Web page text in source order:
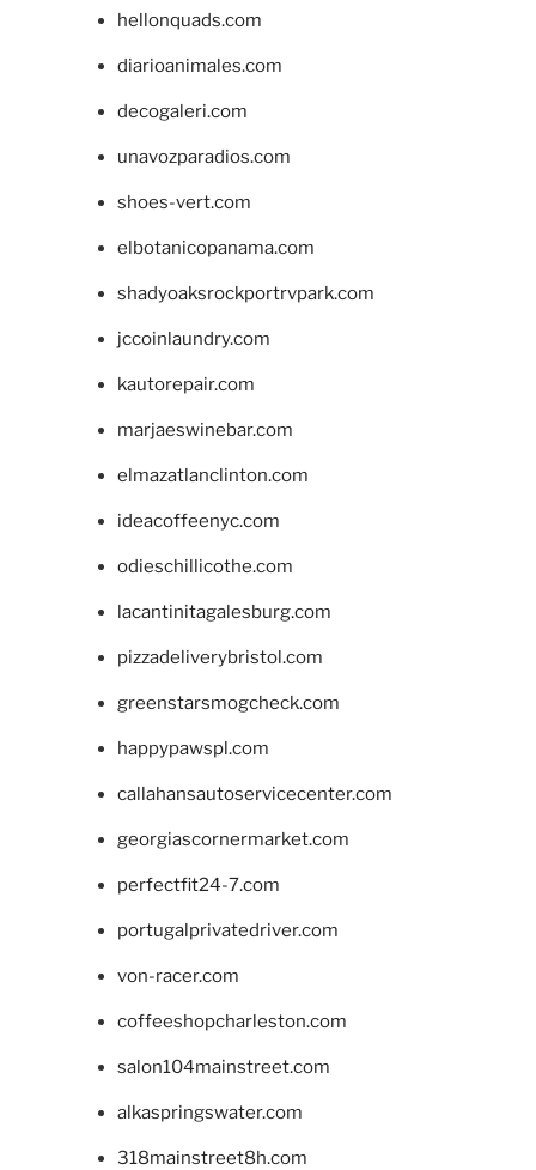
hellonquads.com
diarioanimales.com
decogaleri.com
unavozparadios.com
shoes-vert.com
elbotanicopanama.com
shadyoaksrockportrvpark.com
jccoinlaundry.com
kautorepair.com
marjaeswinebar.com
elmazatlanclinton.com
ideacoffeenyc.com
odieschillicothe.com
lacantinitagalesburg.com
pizzadeliverybristol.com
greenstarsmogcheck.com
happypawspl.com
callahansautoservicecenter.com
georgiascornermarket.com
perfectfit24-7.com
portugalprivatedriver.com
von-racer.com
coffeeshopcharleston.com
salon104mainstreet.com
alkaspringswater.com
318mainstreet8h.com